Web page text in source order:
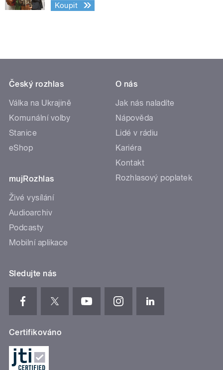
Koupit
Český rozhlas
Válka na Ukrajině
Komunální volby
Stanice
eShop
mujRozhlas
Živé vysílání
Audioarchiv
Podcasty
Mobilní aplikace
O nás
Jak nás naladíte
Nápověda
Lidé v rádiu
Kariéra
Kontakt
Rozhlasový poplatek
Sledujte nás
Certifikováno